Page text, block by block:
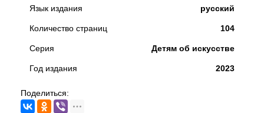
Язык издания русский
Количество страниц 104
Серия Детям об искусстве
Год издания 2023
Поделиться: